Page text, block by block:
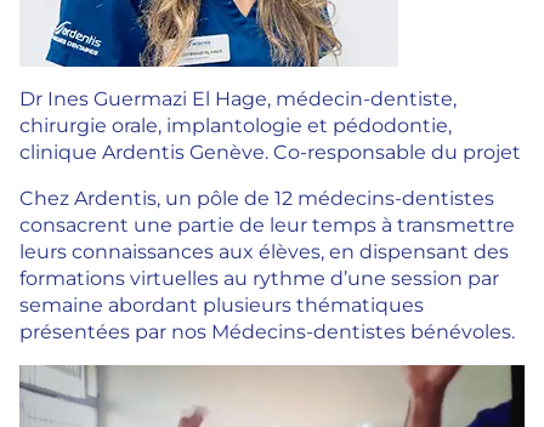
Dr Ines Guermazi El Hage, médecin-dentiste,
chirurgie orale, implantologie et pédodontie,
clinique Ardentis Genève. Co-responsable du projet
Chez Ardentis, un pôle de 12 médecins-dentistes
consacrent une partie de leur temps à transmettre
leurs connaissances aux élèves, en dispensant des
formations virtuelles au rythme d’une session par
semaine abordant plusieurs thématiques
présentées par nos Médecins-dentistes bénévoles.